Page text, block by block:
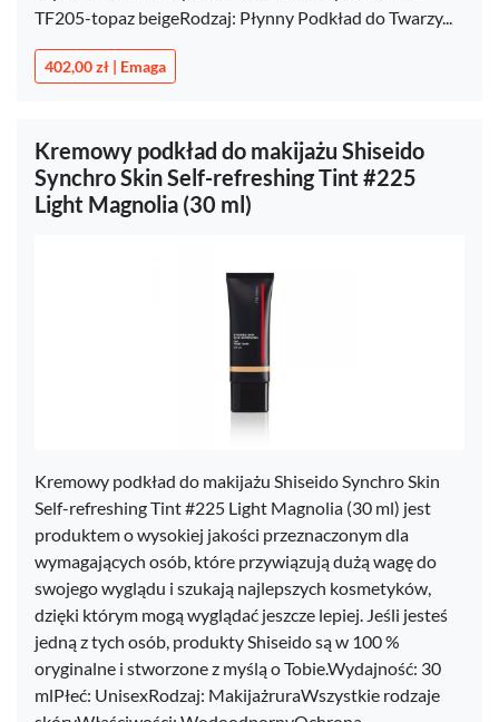
TF205-topaz beigeRodzaj: Płynny Podkład do Twarzy...
402,00 zł | Emaga
Kremowy podkład do makijażu Shiseido
Synchro Skin Self-refreshing Tint #225
Light Magnolia (30 ml)
Kremowy podkład do makijażu Shiseido Synchro Skin
Self-refreshing Tint #225 Light Magnolia (30 ml) jest
produktem o wysokiej jakości przeznaczonym dla
wymagających osób, które przywiązują dużą wagę do
swojego wyglądu i szukają najlepszych kosmetyków,
dzięki którym mogą wyglądać jeszcze lepiej. Jeśli jesteś
jedną z tych osób, produkty Shiseido są w 100 %
oryginalne i stworzone z myślą o Tobie.Wydajność: 30
mlPłeć: UnisexRodzaj: MakijażruraWszystkie rodzaje